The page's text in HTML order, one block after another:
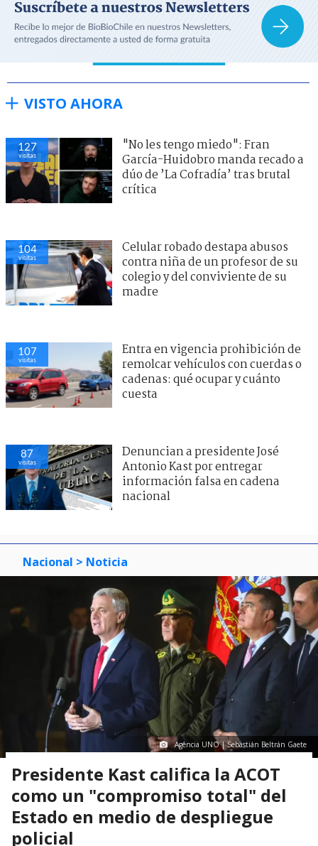
VISTO AHORA
128
visitas
"No les tengo miedo": Fran
García-Huidobro manda recado a
dúo de ’La Cofradía’ tras brutal
crítica
118
visitas
Celular robado destapa abusos
contra niña de un profesor de su
colegio y del conviviente de su
madre
106
visitas
Entra en vigencia prohibición de
remolcar vehículos con cuerdas o
cadenas: qué ocupar y cuánto
cuesta
94
visitas
Denuncian a presidente José
Antonio Kast por entregar
información falsa en cadena
nacional
Nacional > Noticia
Agencia UNO | Sebastián Beltrán Gaete
Presidente Kast califica la ACOT
como un "compromiso total" del
Estado en medio de despliegue
policial